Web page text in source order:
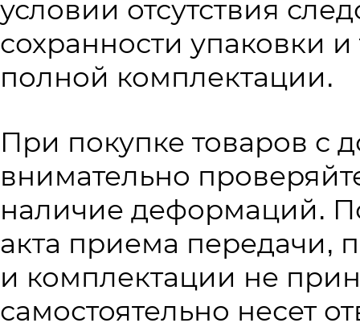
условии отсутствия
сохранности упаковки
полной комплектации.
При покупке товаров с
внимательно
наличие деформаций.
акта приема передачи,
и комплектации не
самостоятельно несет